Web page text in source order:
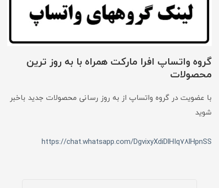
گروه واتساپ افرا مارکت همراه با به روز ترین
محصولات
با عضویت در گروه واتساپ از به روز رسانی محصولات جدید باخبر
شوید
https://chat.whatsapp.com/DgvixyXdiDlHIq78lHpnSS